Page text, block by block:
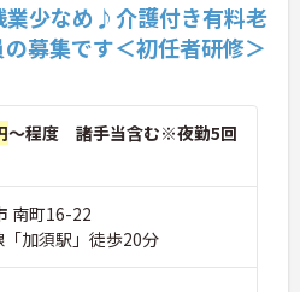
業少なめ♪介護付き有料老
募集です＜初任者研修＞
～程度 諸手当含む※夜勤5回
南町16-22
加須駅」徒歩20分